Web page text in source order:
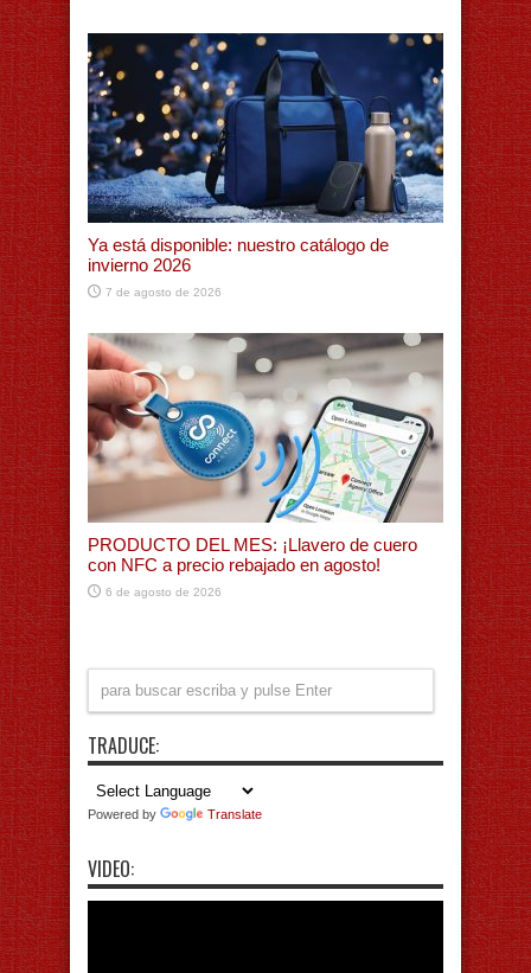
Ya está disponible: nuestro catálogo de
invierno 2026
7 de agosto de 2026
PRODUCTO DEL MES: ¡Llavero de cuero
con NFC a precio rebajado en agosto!
6 de agosto de 2026
TRADUCE:
Powered by Translate
VIDEO: